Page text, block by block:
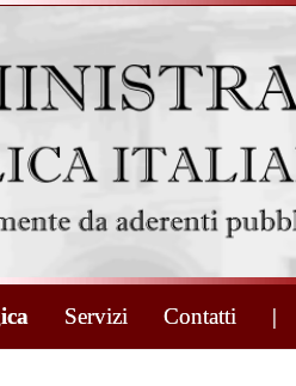
Servizi Contatti |